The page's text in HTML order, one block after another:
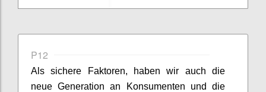
P12
Als sichere Faktoren, haben wir auch die
neue Generation an Konsumenten und die